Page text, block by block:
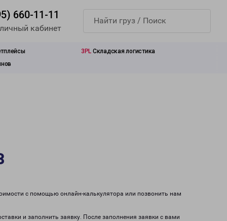
660-11-11
кабинет
3PL Складская логистика
с помощью онлайн-калькулятора или позвонить нам
и заполнить заявку. После заполнения заявки с вами